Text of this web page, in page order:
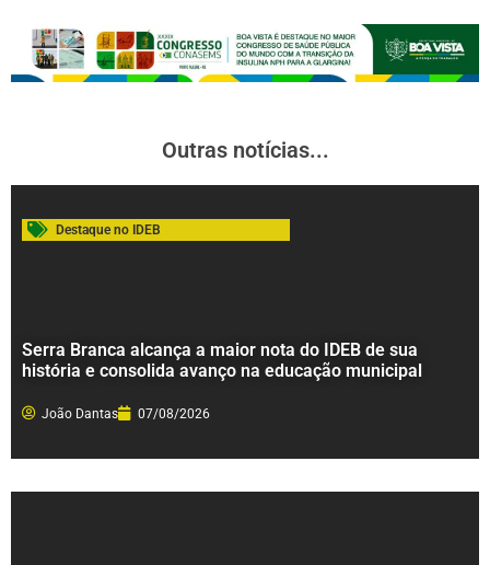
Outras notícias...
Destaque no IDEB
Serra Branca alcança a maior nota do IDEB de sua
história e consolida avanço na educação municipal
João Dantas 07/08/2026